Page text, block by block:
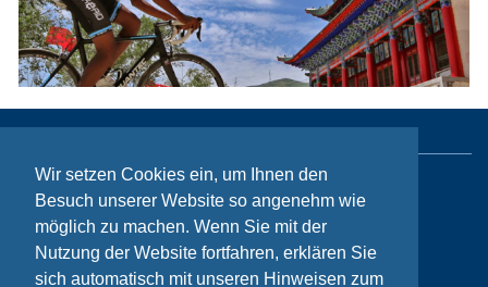
Wir setzen Cookies ein, um Ihnen den
Besuch unserer Website so angenehm wie
möglich zu machen. Wenn Sie mit der
Nutzung der Website fortfahren, erklären Sie
sich automatisch mit unseren Hinweisen zum
Sitemap
Kontakt
Impressum